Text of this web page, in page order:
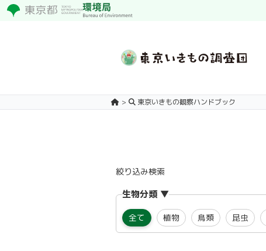
東京いきもの観察ハンドブック
絞り込み検索
生物分類
全て 植物 鳥類 昆虫